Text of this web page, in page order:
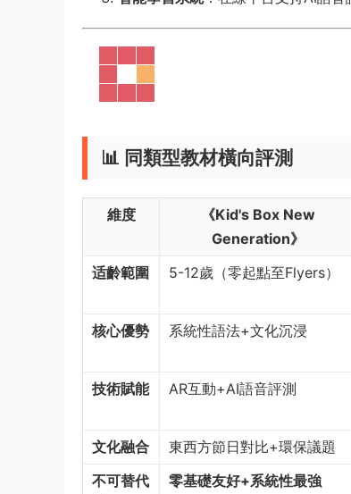
📊 同類型教材橫向評測​
​維度​
​《Kid's Box New
Generation》​
​适齡範圍​ 5-12歲（零起點至Flyers）
​核心優勢​
系統性語法+文化沉浸
​技術賦能​ AR互動+AI語音評測
​文化融合​
東西方節日對比+環保議題
​不可替代
​零基礎友好+系統性最強​